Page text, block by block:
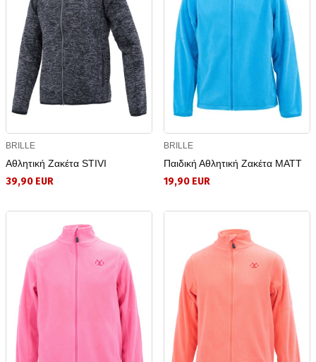
BRILLE
Αθλητική Ζακέτα STIVI
39,90 EUR
BRILLE
Παιδική Αθλητική Ζακέτα MATT
19,90 EUR